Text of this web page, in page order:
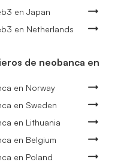
en Japan
en Netherlands
de neobanca en
en Norway
en Sweden
en Lithuania
en Belgium
en Poland